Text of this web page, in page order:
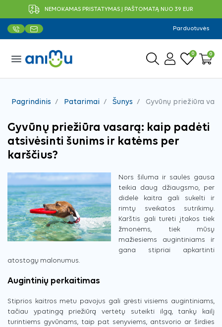
NEMOKAMAS PRISTATYMAS Į PAŠTOMATĄ NUO 39 EUR
Parduotuvės
menu 0 0
Pagrindinis Patarimai Šunys Gyvūnų priežiūra
Gyvūnų priežiūra vasarą: kaip padėti
atsivėsinti šunims ir katėms per
karščius?
Nors šiluma ir saulės gausa
teikia daug džiaugsmo, per
didelė kaitra gali sukelti ir
rimtų sveikatos sutrikimų.
Karštis gali turėti įtakos tiek
žmonėms, tiek mūsų
mažiesiems augintiniams ir
gana stipriai apkartinti
atostogų malonumus.
Augintinių perkaitimas
Stiprios kaitros metu pavojus gali grėsti visiems augintiniams,
tačiau ypatingą priežiūrą vertėtų suteikti ilgą, tankų kailį
turintiems gyvūnams, taip pat senyviems, antsvorio ar širdies